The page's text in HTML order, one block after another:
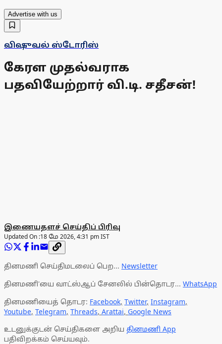
Advertise with us
விஷுவல் ஸ்டோரிஸ்
கேரள முதல்வராக
பதவியேற்றார் வி.டி. சதீசன்!
இணையதளச் செய்திப் பிரிவு
Updated On :18 மே 2026, 4:31 pm IST
தினமணி செய்திமடலைப் பெற... Newsletter
தினமணி'யை வாட்ஸ்ஆப் சேனலில் பின்தொடர... WhatsApp
தினமணியைத் தொடர: Facebook, Twitter, Instagram,
Youtube, Telegram, Threads, Arattai, Google News
உடனுக்குடன் செய்திகளை அறிய தினமணி App
பதிவிறக்கம் செய்யவும்.